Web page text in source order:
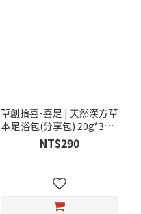
草創拾喜-喜足 | 天然漢方草
本足浴包(分享包) 20g*3入/
包
NT$290